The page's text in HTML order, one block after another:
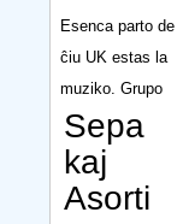
Esenca parto de
ĉiu UK estas la
muziko. Grupo
Sepa
kaj
Asorti